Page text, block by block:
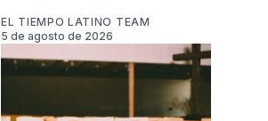
EL TIEMPO LATINO TEAM
5 de agosto de 2026